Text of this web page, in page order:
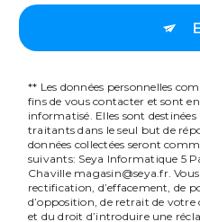
** Les données personnelles
fins de vous contacter et sont
informatisé. Elles sont
traitants dans le seul but de
données collectées seront
suivants: Seya Informatique 5
Chaville magasin@seya.fr. Vous
rectification, d’effacement, de
d’opposition, de retrait de
et du droit d’introduire une